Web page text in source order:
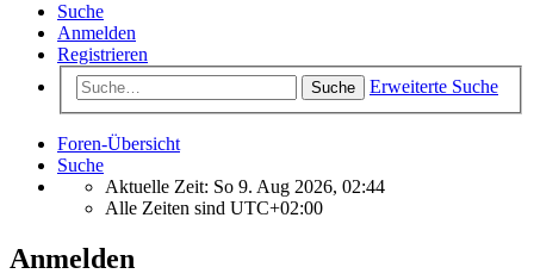
Suche
Anmelden
Registrieren
Suche Erweiterte Suche
Foren-Übersicht
Suche
Aktuelle Zeit: So 9. Aug 2026, 02:44
Alle Zeiten sind UTC+02:00
Anmelden